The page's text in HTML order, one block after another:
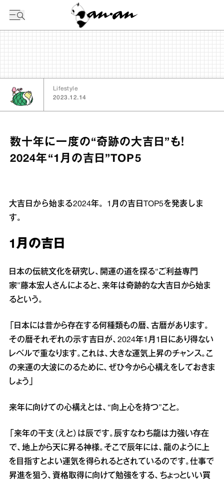
Lifestyle
2023.12.14
数十年に一度の“奇跡の大吉日”も！
2024年“1月の吉日”TOP5
大吉日から始まる2024年。1月の吉日TOP5を発表しま
す。
1月の吉日
日本の伝統文化を研究し、開運の道を探る“ご利益専門
家”藤本宏人さんによると、来年は奇跡的な大吉日から始ま
るという。
「日本には昔から存在する何種類もの暦、古暦があります。
その暦それぞれの示す吉日が、2024年1月1日にあり得ない
レベルで重なります。これは、大きな運気上昇のチャンス。こ
の来運の大波にのるために、ぜひ今から心構えをしておきま
しょう」
来年に向けての心構えとは、“向上心を持つ”こと。
「来年の干支（えと）は辰です。辰すなわち龍は力強い存在
で、地上から天に昇る神様。そこで辰年には、龍のように上
を目指すとよい運気を得られるとされているのです。仕事で
昇進を狙う、資格取得に向けて勉強をする、ちょっといい買